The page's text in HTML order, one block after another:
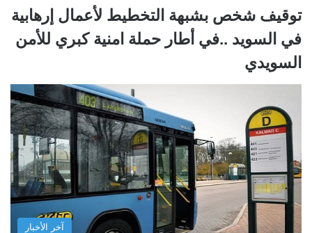
توقيف شخص بشبهة التخطيط لأعمال إرهابية
في السويد ..في أطار حملة امنية كبري للأمن
السويدي
آخر الأخبار